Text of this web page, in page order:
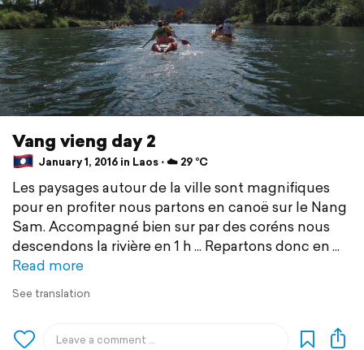
Vang vieng day 2
January 1, 2016 in Laos ⋅ ☁️ 29 °C
Les paysages autour de la ville sont magnifiques
pour en profiter nous partons en canoë sur le Nang
Sam. Accompagné bien sur par des coréns nous
descendons la rivière en 1 h ... Repartons donc en
Read more
See translation